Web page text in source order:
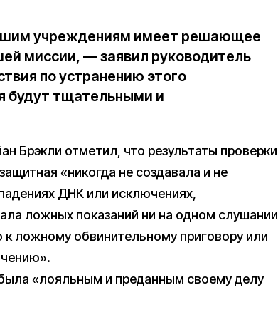
учреждениям имеет решающее
миссии, — заявил руководитель
по устранению этого
будут тщательными и
Брэкли отметил, что результаты проверки
«никогда не создавала и не
ДНК или исключениях,
ложных показаний ни на одном слушании
ложному обвинительному приговору или
«лояльным и преданным своему делу